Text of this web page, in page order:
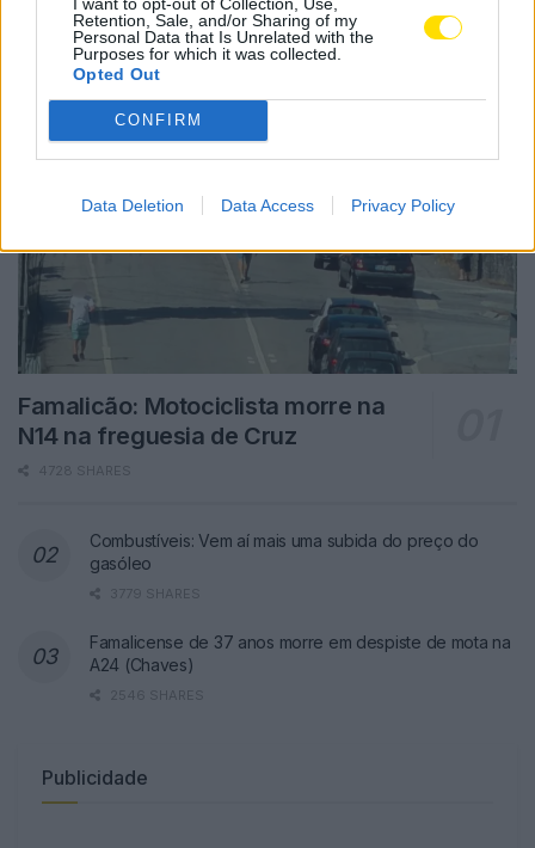
Retention, Sale, and/or Sharing of my
Personal Data that Is Unrelated with the
Purposes for which it was collected.
Opted Out
CONFIRM
Data Deletion Data Access Privacy Policy
Famalicão: Motociclista morre na
N14 na freguesia de Cruz
4728 SHARES
Combustíveis: Vem aí mais uma subida do preço do
gasóleo
3779 SHARES
Famalicense de 37 anos morre em despiste de mota na
A24 (Chaves)
2546 SHARES
Publicidade